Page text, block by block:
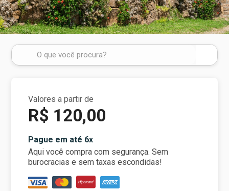
Valores a partir de
R$ 120,00
Pague em até 6x
Aqui você compra com segurança. Sem
burocracias e sem taxas escondidas!